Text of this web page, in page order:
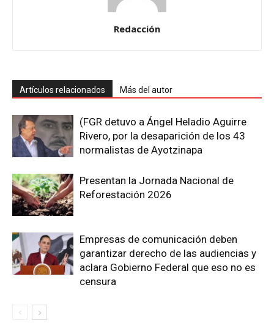
Redacción
Artículos relacionados Más del autor
(FGR detuvo a Ángel Heladio Aguirre
Rivero, por la desaparición de los 43
normalistas de Ayotzinapa
Presentan la Jornada Nacional de
Reforestación 2026
Empresas de comunicación deben
garantizar derecho de las audiencias y
aclara Gobierno Federal que eso no es
censura